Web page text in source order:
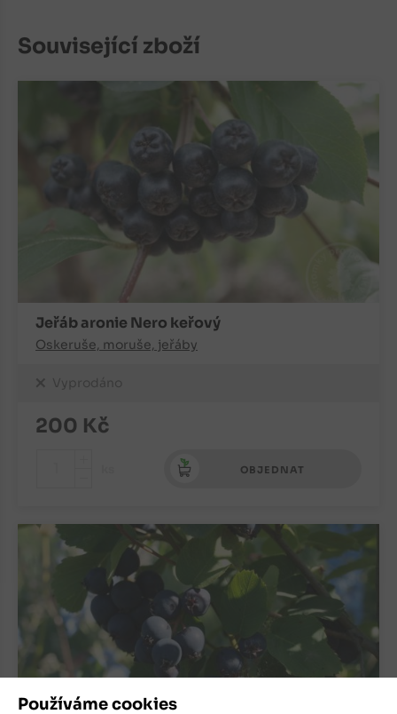
Používáme cookies
Související zboží
Jeřáb aronie Nero keřový
Oskeruše, moruše, jeřáby
Vyprodáno
200 Kč
OBJEDNAT